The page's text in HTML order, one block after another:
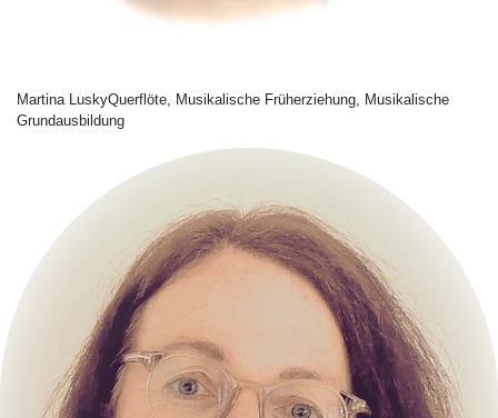
Martina LuskyQuerflöte, Musikalische Früherziehung, Musikalische
Grundausbildung